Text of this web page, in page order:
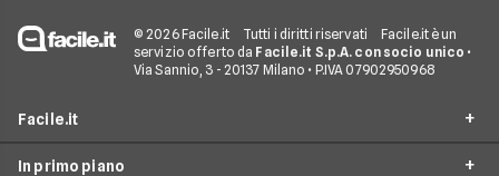
© 2026 Facile.it Tutti i diritti riservati
Facile.it è un
servizio offerto da Facile.it S.p.A. con socio unico •
Via Sannio, 3 - 20137 Milano • P.IVA 07902950968
Facile.it
In primo piano